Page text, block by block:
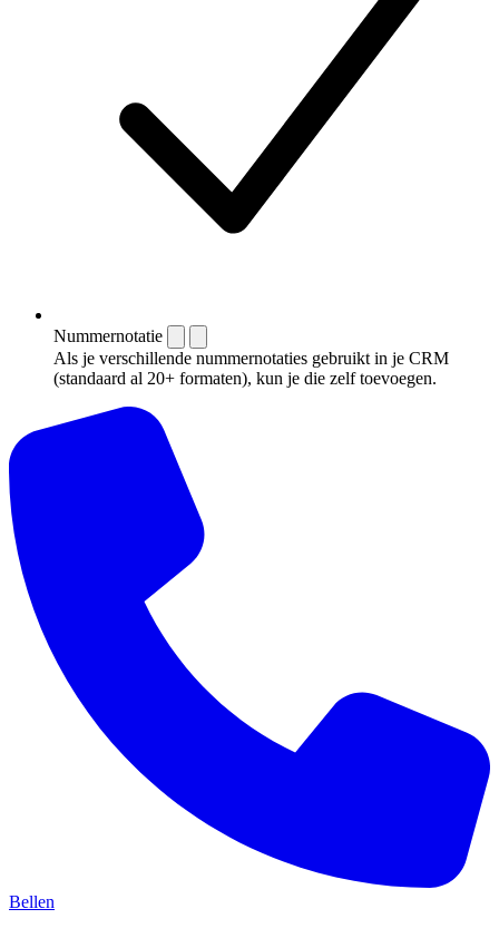
Nummernotatie
Als je verschillende nummernotaties gebruikt in je CRM
(standaard al 20+ formaten), kun je die zelf toevoegen.
Bellen